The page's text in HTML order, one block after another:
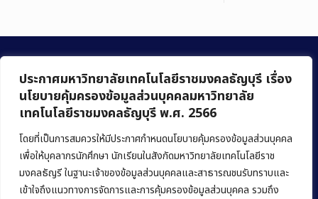
ประกาศมหาวิทยาลัยเทคโนโลยีราชมงคลธัญบุรี เรื่อง
นโยบายคุ้มครองข้อมูลส่วนบุคคลมหาวิทยาลัย
เทคโนโลยีราชมงคลธัญบุรี พ.ศ. 2566
โดยที่เป็นการสมควรให้มีประกาศกำหนดนโยบายคุ้มครองข้อมูลส่วนบุคคล
เพื่อให้บุคลากรนักศึกษา นักเรียนในสังกัดมหาวิทยาลัยเทคโนโลยีราช
มงคลธัญรี ในฐานะเจ้าของข้อมูลส่วนบุคคลและสาธารณชนรับทราบและ
เข้าใจถึงแนวทางการจัดการและการคุ้มครองข้อมูลส่วนบุคคล รวมถึง
คณะบริหารธุรกิจ
มหาวิทยาลัยเทคโนโลยีราชมงคลธัญบุรี
39 หมู่ 1 ถนนรังสิต-นครนายก ตำบลคลองหก
อำเภอคลองหลวง จังหวัดปทุมธานี 12120